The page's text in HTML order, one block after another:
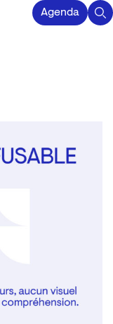
Agenda